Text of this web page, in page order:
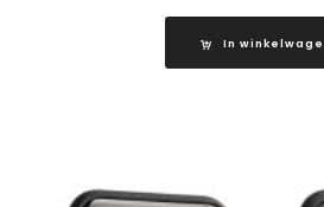
In